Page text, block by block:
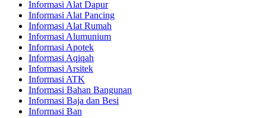
Informasi Alat Dapur
Informasi Alat Pancing
Informasi Alat Rumah
Informasi Alumunium
Informasi Apotek
Informasi Aqiqah
Informasi Arsitek
Informasi ATK
Informasi Bahan Bangunan
Informasi Baja dan Besi
Informasi Ban